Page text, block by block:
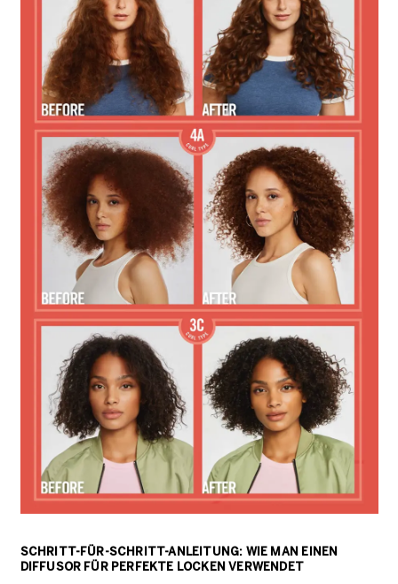
SCHRITT-FÜR-SCHRITT-ANLEITUNG: WIE MAN EINEN
DIFFUSOR FÜR PERFEKTE LOCKEN VERWENDET